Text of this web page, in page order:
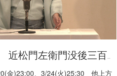
近松門左衛門没後三百…
金)23:00、3/24(火)25:30 他上方